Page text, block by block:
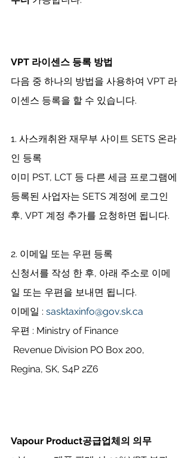
VPT 라이센스 등록 방법
다음 중 하나의 방법을 사용하여 VPT 라
이센스 등록을 할 수 있습니다.
1. 사스캐취완 재무부 사이트 SETS 온라
인 등록
이미 PST, LCT 등 다른 세금 프로그램에
등록된 사업자는 SETS 계정에 로그인
후, VPT 계정 추가를 요청하면 됩니다.
2. 이메일 또는 우편 등록
신청서를 작성 한 후, 아래 주소로 이메
일 또는 우편을 보내면 됩니다.
이메일 : sasktaxinfo@gov.sk.ca
우편 : Ministry of Finance
Regina, SK, S4P 2Z6
Vapour Product공급업체의 의무